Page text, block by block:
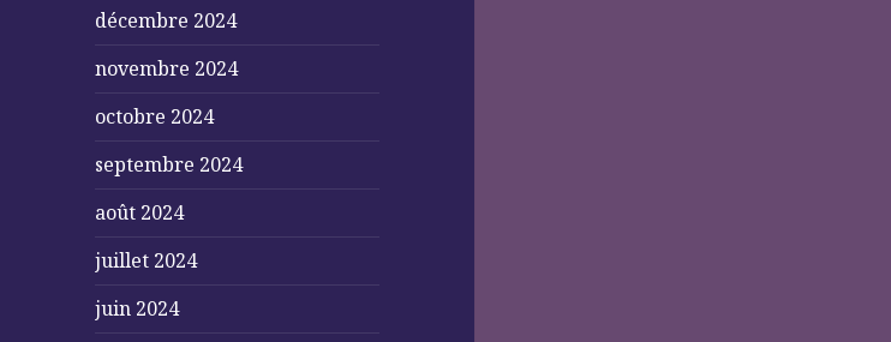
décembre 2024
novembre 2024
octobre 2024
septembre 2024
août 2024
juillet 2024
juin 2024